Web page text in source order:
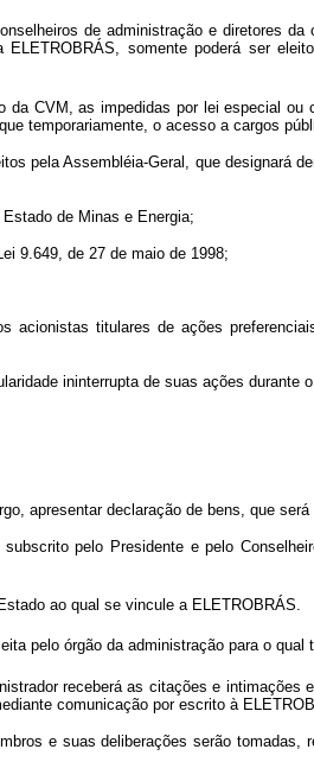
de administração e diretores
somente poderá ser
CVM, as impedidas por lei especial ou
temporariamente, o acesso a cargos
Assembléia-Geral, que designará
de Minas e Energia;
9.649, de 27 de maio de 1998;
titulares de ações
ininterrupta de suas ações durante
declaração de bens, que será
pelo Presidente e pelo
ao qual se vincule a ELETROBRÁS.
pelo órgão da administração para o qual
receberá as citações e
comunicação por escrito à
e suas deliberações serão tomadas,